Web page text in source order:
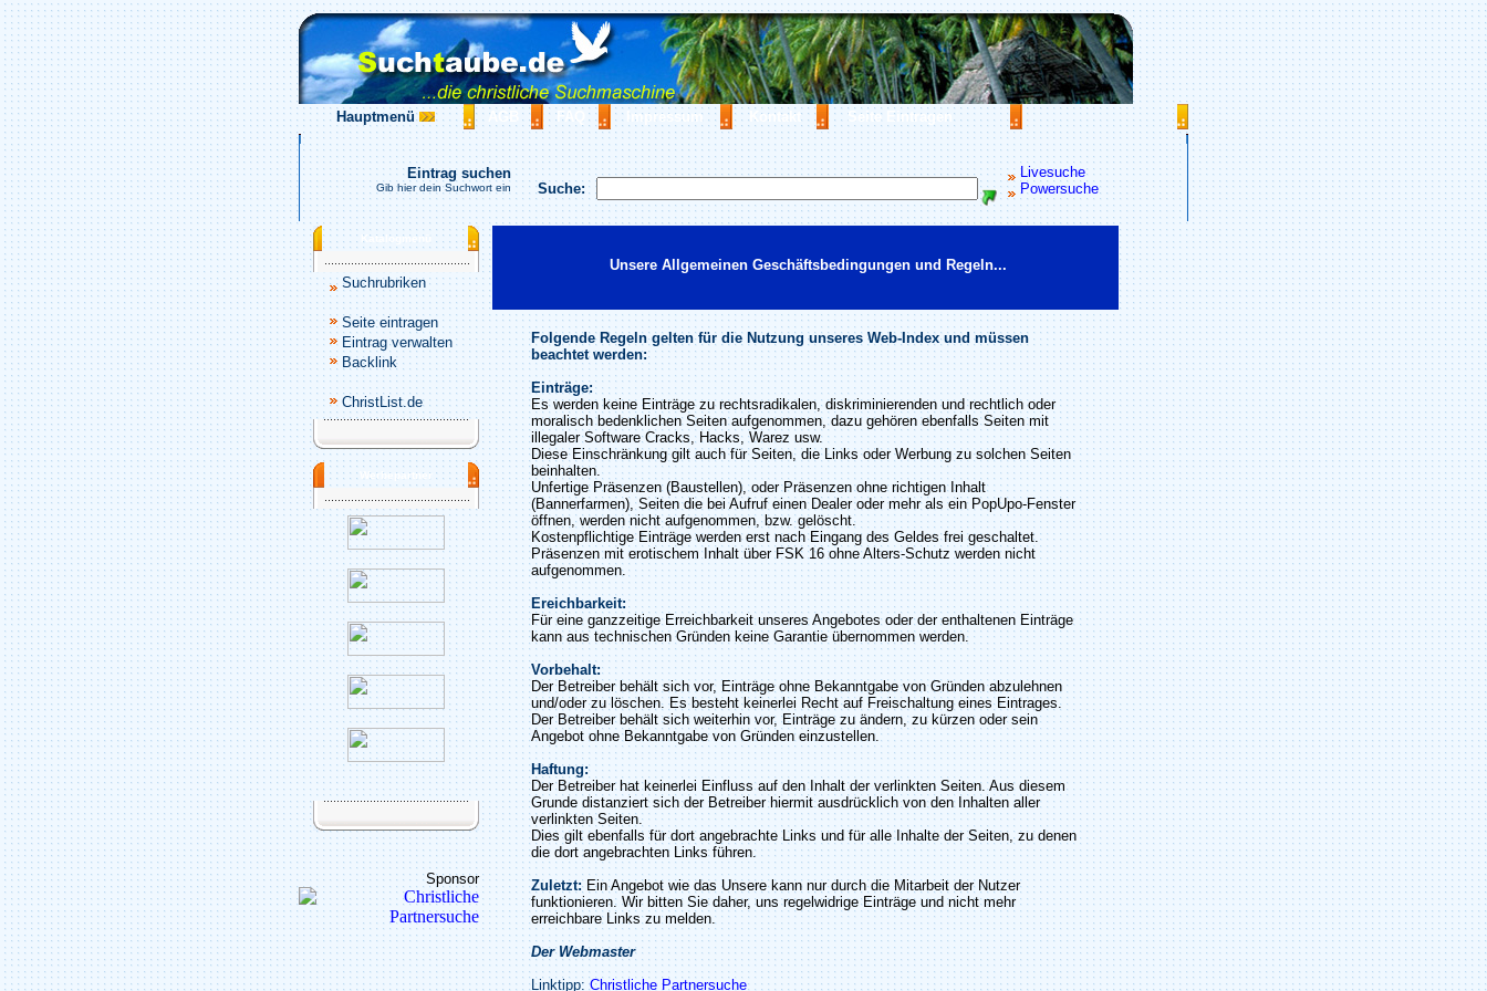
Hauptmenü AGB FAQ Impressum Kontakt Seite Eintragen
Suche:
Livesuche
Powersuche
Eintrag suchen
Gib hier dein Suchwort ein
Katalogmenü
Suchrubriken
Seite eintragen
Eintrag verwalten
Backlink
ChristList.de
Werbepartner
Sponsor
Unsere Allgemeinen Geschäftsbedingungen und Regeln...
Folgende Regeln gelten für die Nutzung unseres Web-Index und müssen
beachtet werden:
Einträge:
Es werden keine Einträge zu rechtsradikalen, diskriminierenden und rechtlich oder
moralisch bedenklichen Seiten aufgenommen, dazu gehören ebenfalls Seiten mit
illegaler Software Cracks, Hacks, Warez usw.
Diese Einschränkung gilt auch für Seiten, die Links oder Werbung zu solchen Seiten
beinhalten.
Unfertige Präsenzen (Baustellen), oder Präsenzen ohne richtigen Inhalt
(Bannerfarmen), Seiten die bei Aufruf einen Dealer oder mehr als ein PopUpo-Fenster
öffnen, werden nicht aufgenommen, bzw. gelöscht.
Kostenpflichtige Einträge werden erst nach Eingang des Geldes frei geschaltet.
Präsenzen mit erotischem Inhalt über FSK 16 ohne Alters-Schutz werden nicht
aufgenommen.
Ereichbarkeit:
Für eine ganzzeitige Erreichbarkeit unseres Angebotes oder der enthaltenen Einträge
kann aus technischen Gründen keine Garantie übernommen werden.
Vorbehalt:
Der Betreiber behält sich vor, Einträge ohne Bekanntgabe von Gründen abzulehnen
und/oder zu löschen. Es besteht keinerlei Recht auf Freischaltung eines Eintrages.
Der Betreiber behält sich weiterhin vor, Einträge zu ändern, zu kürzen oder sein
Angebot ohne Bekanntgabe von Gründen einzustellen.
Haftung:
Der Betreiber hat keinerlei Einfluss auf den Inhalt der verlinkten Seiten. Aus diesem
Grunde distanziert sich der Betreiber hiermit ausdrücklich von den Inhalten aller
verlinkten Seiten.
Dies gilt ebenfalls für dort angebrachte Links und für alle Inhalte der Seiten, zu denen
die dort angebrachten Links führen.
Zuletzt: Ein Angebot wie das Unsere kann nur durch die Mitarbeit der Nutzer
funktionieren. Wir bitten Sie daher, uns regelwidrige Einträge und nicht mehr
erreichbare Links zu melden.
Der Webmaster
Linktipp:Christliche Partnersuche